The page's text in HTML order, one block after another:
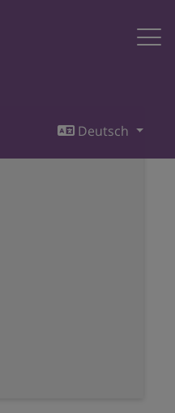
Deutsch